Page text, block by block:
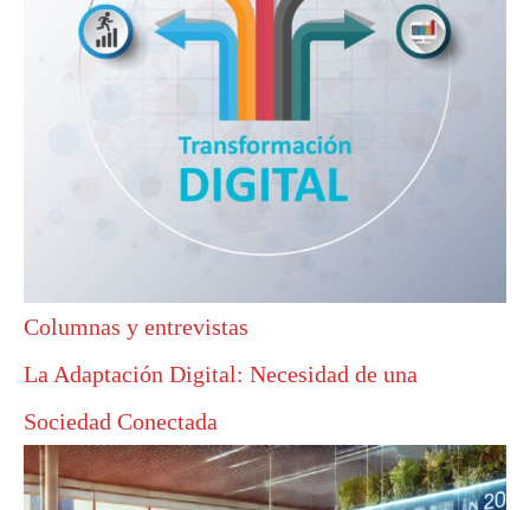
Columnas y entrevistas
La Adaptación Digital: Necesidad de una
Sociedad Conectada